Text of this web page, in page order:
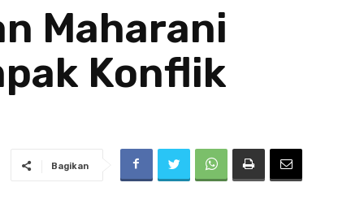
Maharani
Konflik
Bagikan